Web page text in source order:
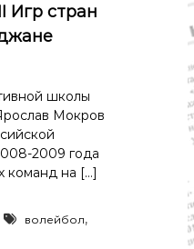
Игр стран
школы
Мокров
2009 года
команд на […]
волейбол,